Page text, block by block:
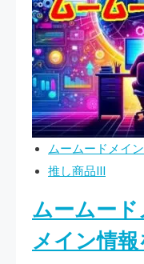
情
報
の
変
更
を
サ
ポ
ト！」
ー
ド
メ
イ
ン
「ド
メ
イ
の
キ
ャ
ムームードメイン
推し商品III
ムームー
メイン情報